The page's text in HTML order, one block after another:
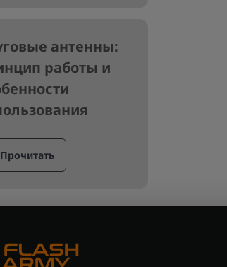
антенны:
работы и
Прочитать